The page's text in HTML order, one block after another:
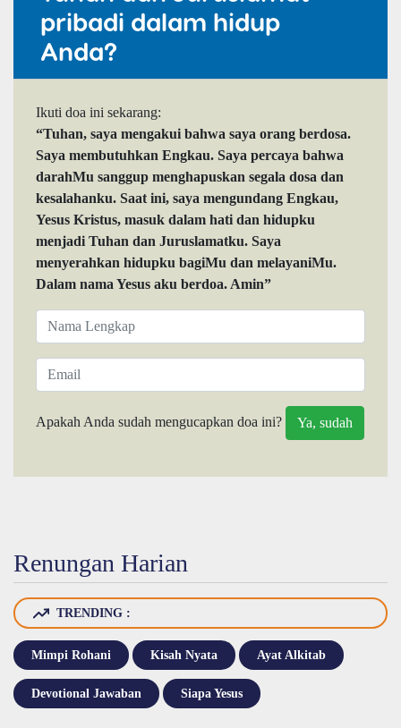
pribadi dalam hidup
Anda?
Ikuti doa ini sekarang:
“Tuhan, saya mengakui bahwa saya orang berdosa.
Saya membutuhkan Engkau. Saya percaya bahwa
darahMu sanggup menghapuskan segala dosa dan
kesalahanku. Saat ini, saya mengundang Engkau,
Yesus Kristus, masuk dalam hati dan hidupku
menjadi Tuhan dan Juruslamatku. Saya
menyerahkan hidupku bagiMu dan melayaniMu.
Dalam nama Yesus aku berdoa. Amin”
Apakah Anda sudah mengucapkan doa ini?
Renungan Harian
TRENDING :
Mimpi Rohani Kisah Nyata Ayat Alkitab
Devotional Jawaban Siapa Yesus